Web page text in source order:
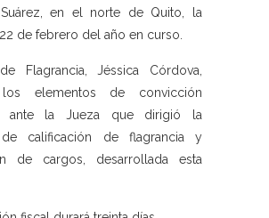
en el norte de Quito, la
de febrero del año en curso.
Flagrancia, Jéssica Córdova,
elementos de convicción
ante la Jueza que dirigió la
de calificación de flagrancia y
de cargos, desarrollada esta